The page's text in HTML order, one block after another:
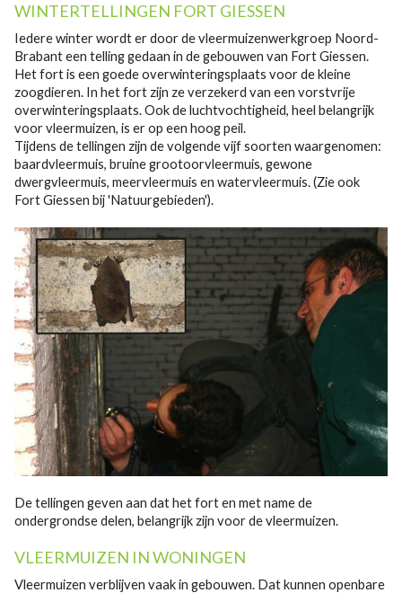
WINTERTELLINGEN FORT GIESSEN
Iedere winter wordt er door de vleermuizenwerkgroep Noord-
Brabant een telling gedaan in de gebouwen van Fort Giessen.
Het fort is een goede overwinteringsplaats voor de kleine
zoogdieren. In het fort zijn ze verzekerd van een vorstvrije
overwinteringsplaats. Ook de luchtvochtigheid, heel belangrijk
voor vleermuizen, is er op een hoog peil.
Tijdens de tellingen zijn de volgende vijf soorten waargenomen:
baardvleermuis, bruine grootoorvleermuis, gewone
dwergvleermuis, meervleermuis en watervleermuis. (Zie ook
Fort Giessen bij 'Natuurgebieden').
De tellingen geven aan dat het fort en met name de
ondergrondse delen, belangrijk zijn voor de vleermuizen.
VLEERMUIZEN IN WONINGEN
Vleermuizen verblijven vaak in gebouwen. Dat kunnen openbare